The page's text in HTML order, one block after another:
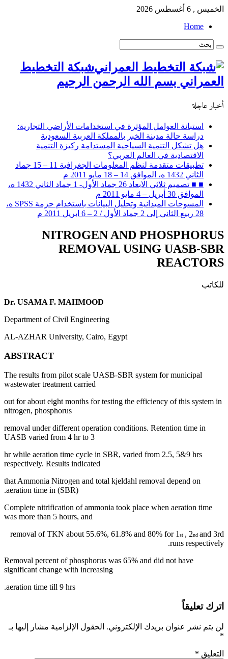
الخميس , 6 أغسطس 2026
Home
شبكة التخطيط
العمراني بسم الله الرحمن الرحيم
أخبار عاجلة
استبانة العوامل المؤثرة في استخدامات الأراضي التجارية:
دراسة حالة مدينة الخبر بالمملكة العربية السعودية
هل تشكل التنمية السياحية المستدامة ركيزة التنمية
الاقتصادية في العالم العربي؟
تطبيقات متقدمة لنظم المعلومات الجغرافية 11 – 15 جماد
الثاني 1432 ه، الموافق 14 – 18 مايو 2011 م
■ ■ تصميم ثلاثي الابعاد 26 جماد الأول- 1 جماد الثاني 1432 ه،
الموافق 30 أبريل – 4 مايو 2011 م
المسوحات الميدانية وتحليل البيانات باستخدام حزمة SPSS ه،
28 ربيع الثاني إلى 2 جماد الأول / 2 – 6 ابريل 2011 م
NITROGEN AND PHOSPHORUS
REMOVAL USING UASB-SBR
REACTORS
للكاتب
Dr. USAMA F. MAHMOOD
Department of Civil Engineering
AL-AZHAR University, Cairo, Egypt
ABSTRACT
The results from pilot scale UASB-SBR system for municipal
wastewater treatment carried
out for about eight months for testing the efficiency of this system in
nitrogen, phosphorus
removal under different operation conditions. Retention time in
UASB varied from 4 hr to 3
hr while aeration time cycle in SBR, varied from 2.5, 5&9 hrs
respectively. Results indicated
that Ammonia Nitrogen and total kjeldahl removal depend on
aeration time in (SBR).
Complete nitrification of ammonia took place when aeration time
was more than 5 hours, and
removal of TKN about 55.6%, 61.8% and 80% for 1 st , 2nd and 3rd
runs respectively.
Removal percent of phosphorus was 65% and did not have
significant change with increasing
aeration time till 9 hrs.
اترك تعليقاً
لن يتم نشر عنوان بريدك الإلكتروني. الحقول الإلزامية مشار إليها بـ
*
التعليق *